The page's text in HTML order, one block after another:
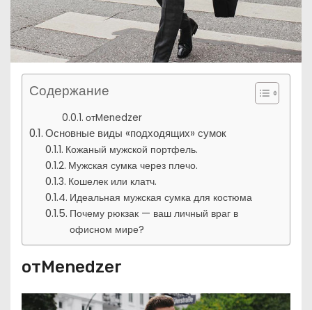
Содержание
отMenedzer
Основные виды «подходящих» сумок
Кожаный мужской портфель.
Мужская сумка через плечо.
Кошелек или клатч.
Идеальная мужская сумка для костюма
Почему рюкзак — ваш личный враг в
офисном мире?
отMenedzer